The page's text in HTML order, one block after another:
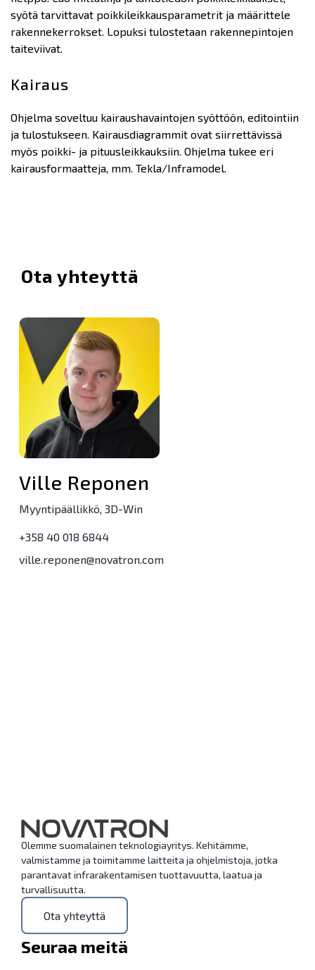
syötä tarvittavat poikkileikkausparametrit ja määrittele
rakennekerrokset. Lopuksi tulostetaan rakennepintojen
taiteviivat.
Kairaus
Ohjelma soveltuu kairaushavaintojen syöttöön, editointiin
ja tulostukseen. Kairausdiagrammit ovat siirrettävissä
myös poikki- ja pituusleikkauksiin. Ohjelma tukee eri
kairausformaatteja, mm. Tekla/Inframodel.
Ota yhteyttä
Ville Reponen
Myyntipäällikkö, 3D-Win
+358 40 018 6844
ville.reponen@novatron.com
Olemme suomalainen teknologiayritys. Kehitämme,
valmistamme ja toimitamme laitteita ja ohjelmistoja, jotka
parantavat infrarakentamisen tuottavuutta, laatua ja
turvallisuutta.
Ota yhteyttä
Seuraa meitä